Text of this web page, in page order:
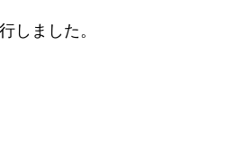
しました。